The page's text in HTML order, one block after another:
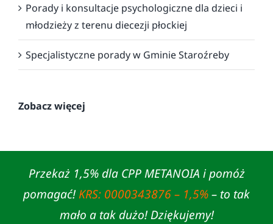
Porady i konsultacje psychologiczne dla dzieci i
młodzieży z terenu diecezji płockiej
Specjalistyczne porady w Gminie Staroźreby
Zobacz więcej
Przekaż 1,5% dla CPP METANOIA i pomóż
pomagać!KRS: 0000343876 – 1,5%– to tak
mało a tak dużo! Dziękujemy!